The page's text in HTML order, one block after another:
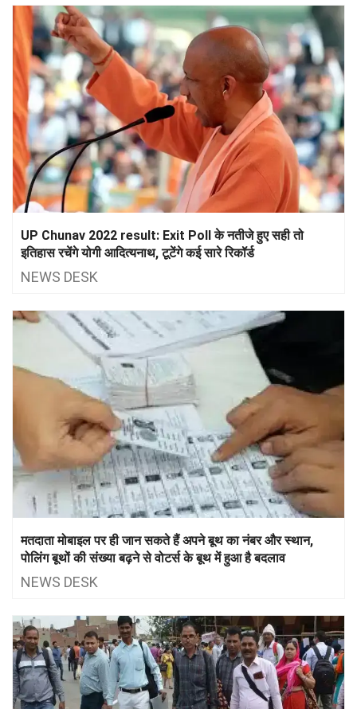
UP Chunav 2022 result: Exit Poll के नतीजे हुए सही तो
इतिहास रचेंगे योगी आदित्यनाथ, टूटेंगे कई सारे रिकॉर्ड
NEWS DESK
मतदाता मोबाइल पर ही जान सकते हैं अपने बूथ का नंबर और स्थान,
पोलिंग बूथों की संख्या बढ़ने से वोटर्स के बूथ में हुआ है बदलाव
NEWS DESK